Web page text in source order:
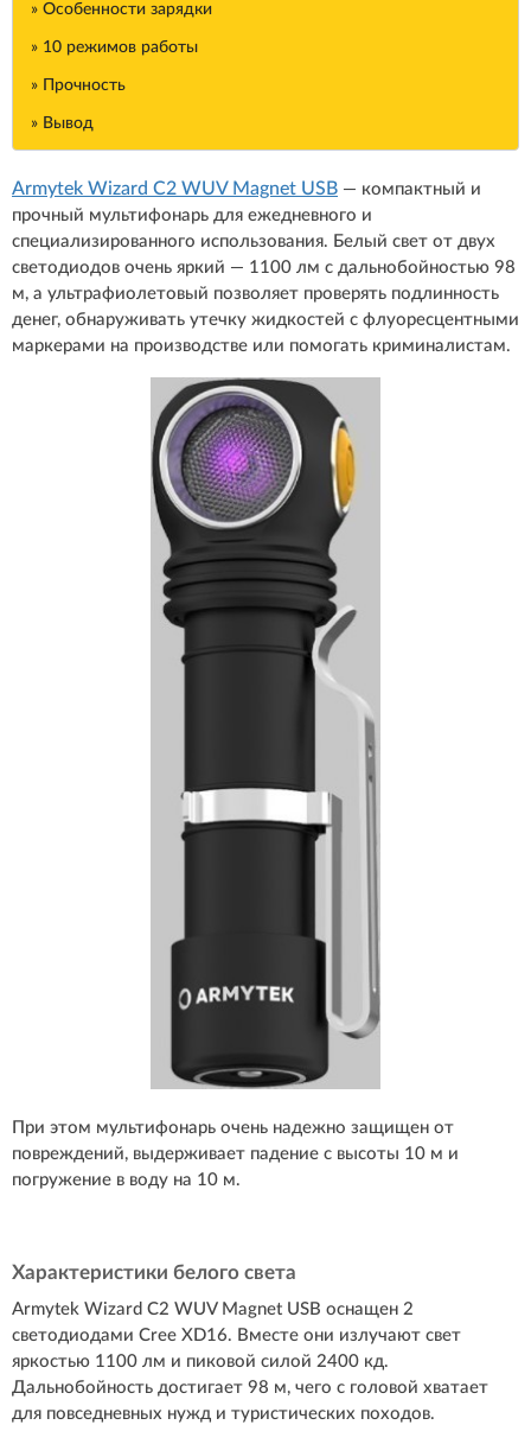
» Особенности зарядки
» 10 режимов работы
» Прочность
» Вывод
Armytek Wizard С2 WUV Magnet USB — компактный и
прочный мультифонарь для ежедневного и
специализированного использования. Белый свет от двух
светодиодов очень яркий — 1100 лм с дальнобойностью 98
м, а ультрафиолетовый позволяет проверять подлинность
денег, обнаруживать утечку жидкостей с флуоресцентными
маркерами на производстве или помогать криминалистам.
При этом мультифонарь очень надежно защищен от
повреждений, выдерживает падение с высоты 10 м и
погружение в воду на 10 м.
Характеристики белого света
Armytek Wizard С2 WUV Magnet USB оснащен 2
светодиодами Cree XD16. Вместе они излучают свет
яркостью 1100 лм и пиковой силой 2400 кд.
Дальнобойность достигает 98 м, чего с головой хватает
для повседневных нужд и туристических походов.